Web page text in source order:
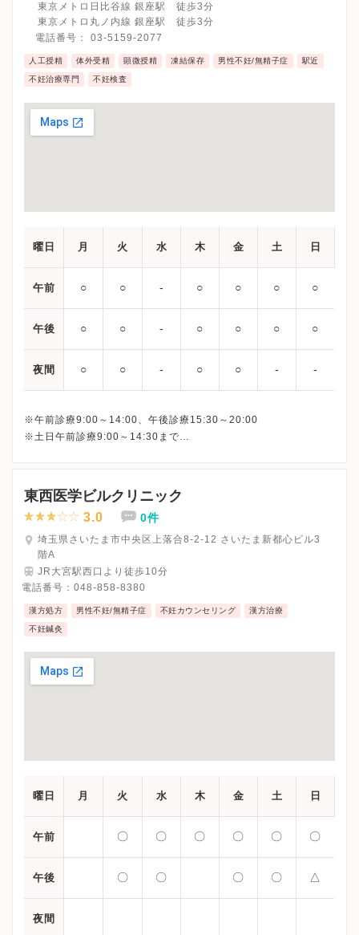
東京メトロ日比谷線 銀座駅 徒歩3分
東京メトロ丸ノ内線 銀座駅 徒歩3分
電話番号： 03-5159-2077
人工授精 体外受精 顕微授精 凍結保存 男性不妊/無精子症 駅近
不妊治療専門 不妊検査
曜日 月 火 水 木 金 土 日
午前 ○ ○ ‐ ○ ○ ○ ○
午後 ○ ○ ‐ ○ ○ ○ ○
夜間 ○ ○ ‐ ○ ○ ‐ ‐
※午前診療9:00～14:00、午後診療15:30～20:00
※土日午前診療9:00～14:30まで
平日午後：19:30
土日： 14:00
東西医学ビルクリニック
3.0 0件
埼玉県さいたま市中央区上落合8-2-12 さいたま新都心ビル3
階A
JR大宮駅西口より徒歩10分
電話番号： 048-858-8380
漢方処方 男性不妊/無精子症 不妊カウンセリング 漢方治療
不妊鍼灸
曜日 月 火 水 木 金 土 日
午前 〇 〇 〇 〇 〇 〇
午後 〇 〇 〇 〇 △
夜間